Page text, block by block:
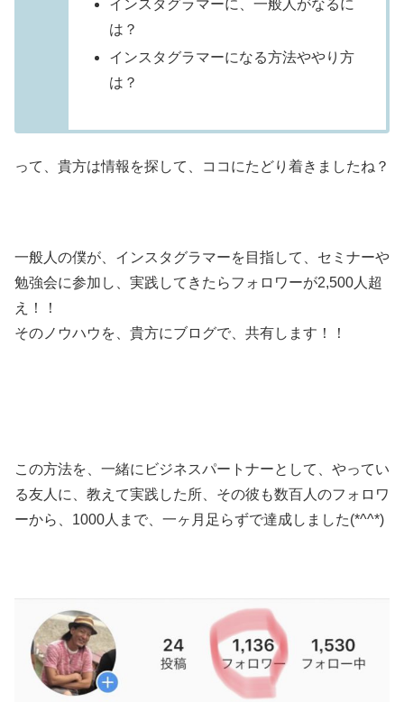
インスタグラマーに、一般人がなるに
は？
インスタグラマーになる方法ややり方
は？
って、貴方は情報を探して、ココにたどり着きましたね？
一般人の僕が、インスタグラマーを目指して、セミナーや
勉強会に参加し、 実践してきたらフォロワーが2,500人超
え！！
そのノウハウを、貴方にブログで、共有します！！
この方法を、一緒にビジネスパートナーとして、やってい
る友人に、教えて実践した所、その彼も数百人のフォロワ
ーから、1000人まで、一ヶ月足らずで達成しました(*^^*)